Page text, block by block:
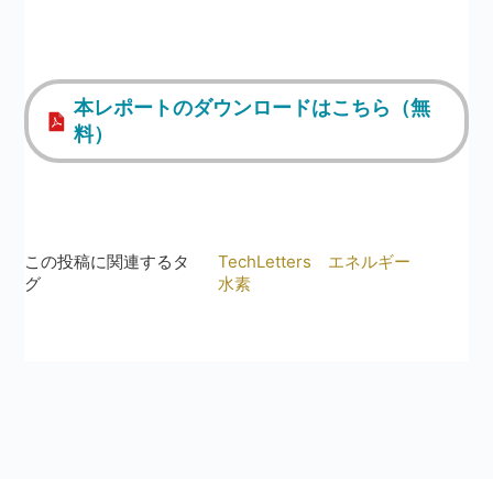
本レポートのダウンロードはこちら（無
料）
この投稿に関連するタ
グ
TechLetters
エネルギー
水素